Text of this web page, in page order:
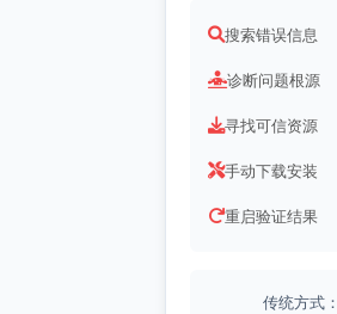
搜索错误信息
诊断问题根源
寻找可信资源
手动下载安装
重启验证结果
传统方式：